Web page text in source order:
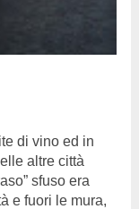
di vino ed in
altre città
sfuso era
e fuori le mura,